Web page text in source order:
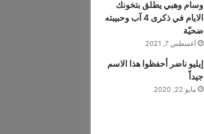
وسام وهبي يطلق بتخونك
الايام في ذكرى 4 آب وحبيبته
ضحيّة
أغسطس 7, 2021
إيليو ناضر أحفظوا هذا الاسم
جيداً
مايو 22, 2020